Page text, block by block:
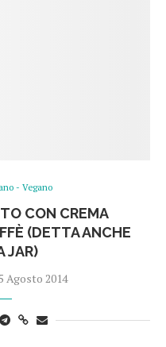
- Vegano
CON CREMA
(DETTA ANCHE
JAR)
Agosto 2014